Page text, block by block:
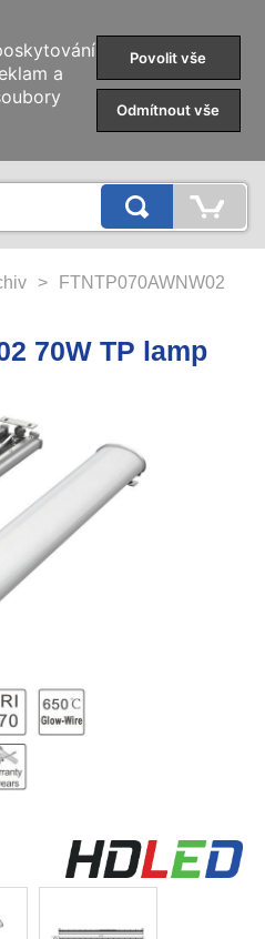
>
FTNTP070AWNW02
70W TP lamp
a
Povolit vše
Odmítnout vše